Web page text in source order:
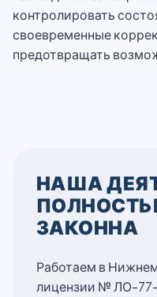
контролировать
своевременные
предотвращать
НАША
ЗАКОННА
Работаем в
лицензии № ЛО-